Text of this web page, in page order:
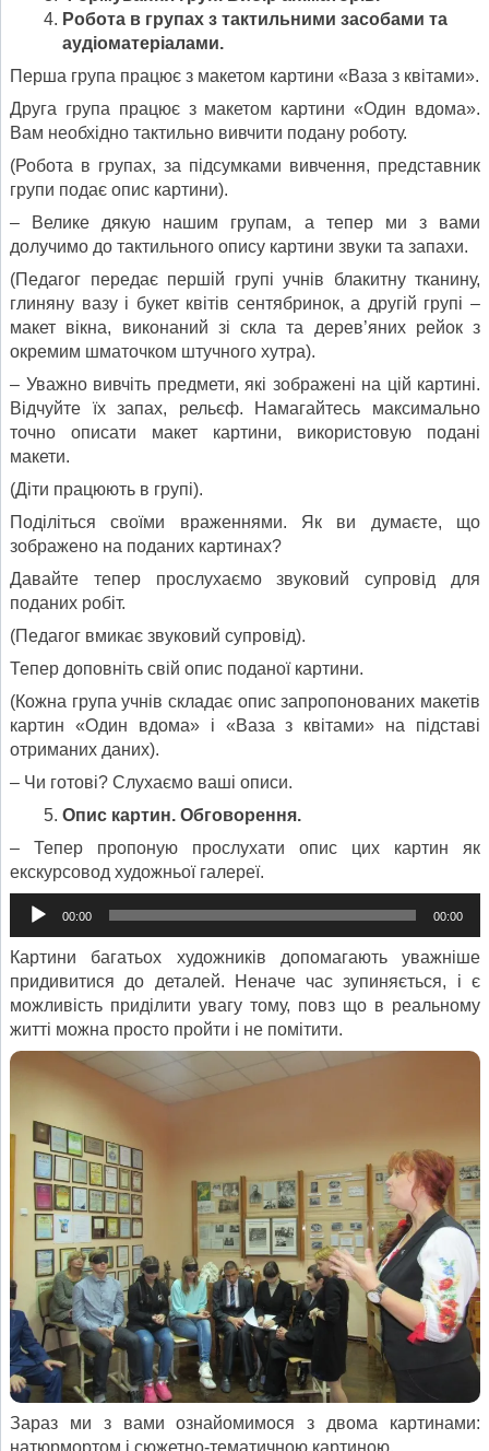
Робота в групах з тактильними засобами та
аудіоматеріалами.
Перша група працює з макетом картини «Ваза з квітами».
Друга група працює з макетом картини «Один вдома».
Вам необхідно тактильно вивчити подану роботу.
(Робота в групах, за підсумками вивчення, представник
групи подає опис картини).
– Велике дякую нашим групам, а тепер ми з вами
долучимо до тактильного опису картини звуки та запахи.
(Педагог передає першій групі учнів блакитну тканину,
глиняну вазу і букет квітів сентябринок, а другій групі –
макет вікна, виконаний зі скла та дерев’яних рейок з
окремим шматочком штучного хутра).
– Уважно вивчіть предмети, які зображені на цій картині.
Відчуйте їх запах, рельєф. Намагайтесь максимально
точно описати макет картини, використовую подані
макети.
(Діти працюють в групі).
Поділіться своїми враженнями. Як ви думаєте, що
зображено на поданих картинах?
Давайте тепер прослухаємо звуковий супровід для
поданих робіт.
(Педагог вмикає звуковий супровід).
Тепер доповніть свій опис поданої картини.
(Кожна група учнів складає опис запропонованих макетів
картин «Один вдома» і «Ваза з квітами» на підставі
отриманих даних).
– Чи готові? Слухаємо ваші описи.
Опис картин. Обговорення.
– Тепер пропоную прослухати опис цих картин як
екскурсовод художньої галереї.
Аудіопрогравач
00:00 00:00
Картини багатьох художників допомагають уважніше
придивитися до деталей. Неначе час зупиняється, і є
можливість приділити увагу тому, повз що в реальному
житті можна просто пройти і не помітити.
Зараз ми з вами ознайомимося з двома картинами: